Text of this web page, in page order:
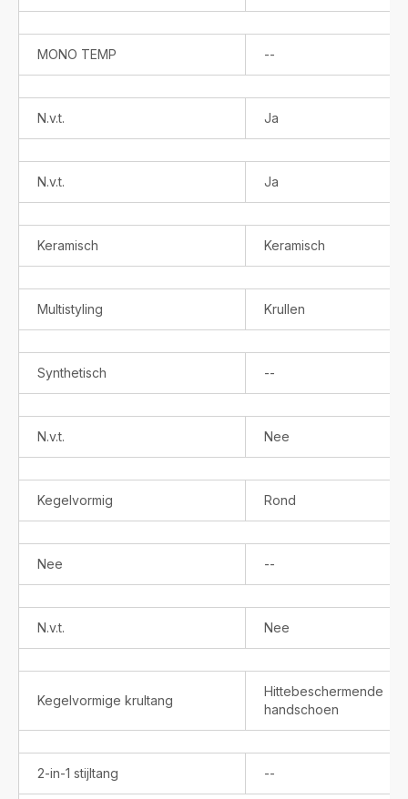
MONO TEMP --
verkrijgbaar
N.v.t. Ja
N.v.t. Ja
Keramisch Keramisch
Multistyling Krullen
Synthetisch --
verkrijgbaar
N.v.t. Nee
Kegelvormig Rond
Nee --
verkrijgbaar
N.v.t. Nee
Kegelvormige krultang
Hittebeschermende
handschoen
2-in-1 stijltang --
verkrijgbaar